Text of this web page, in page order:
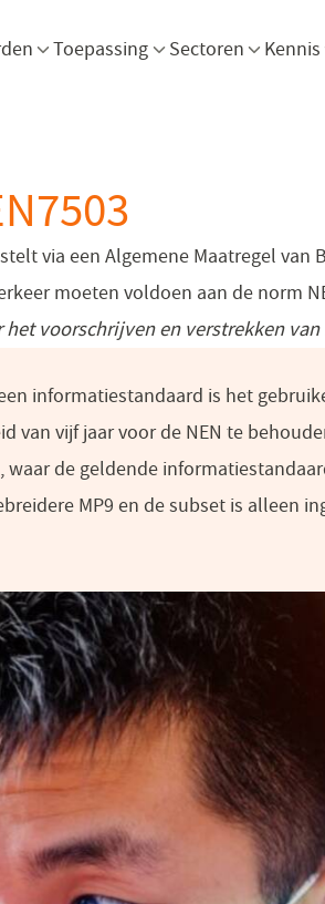
openen Menu openen
Toepassing Menu openen
Sectoren Kennis
via een Algemene Maatregel van
moeten voldoen aan de norm
voorschrijven en verstrekken
informatiestandaard is het
van vijf jaar voor de NEN te
waar de geldende
MP9 en de subset is alleen